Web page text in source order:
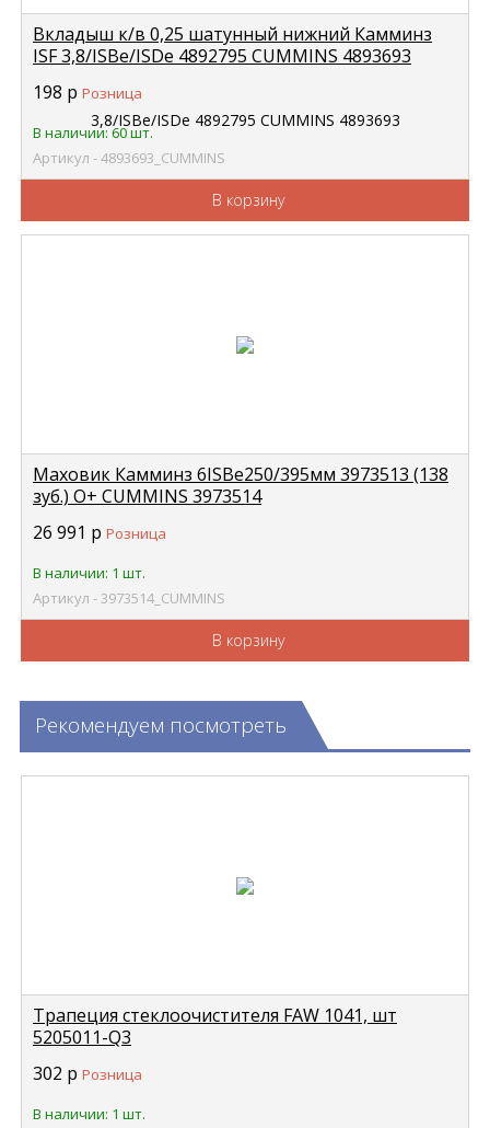
Вкладыш к/в 0,25 шатунный нижний Камминз
ISF 3,8/ISBe/ISDe 4892795 CUMMINS 4893693
198 р Розница
В наличии: 60 шт.
Артикул - 4893693_CUMMINS
В корзину
Маховик Камминз 6ISBe250/395мм 3973513 (138
зуб.) O+ CUMMINS 3973514
26 991 р Розница
В наличии: 1 шт.
Артикул - 3973514_CUMMINS
В корзину
Рекомендуем посмотреть
Трапеция стеклоочистителя FAW 1041, шт
5205011-Q3
302 р Розница
В наличии: 1 шт.